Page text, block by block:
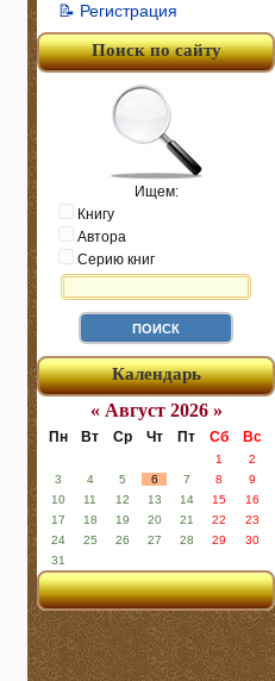
📝 Регистрация
Поиск по сайту
Ищем:
Книгу
Автора
Серию книг
Календарь
« Август 2026 »
Пн Вт Ср Чт Пт Сб Вс
1
2
3
4 5 6 7 8
9
10
11 12 13 14 15
16
17
18 19 20 21 22
23
24
25 26 27 28 29
30
31